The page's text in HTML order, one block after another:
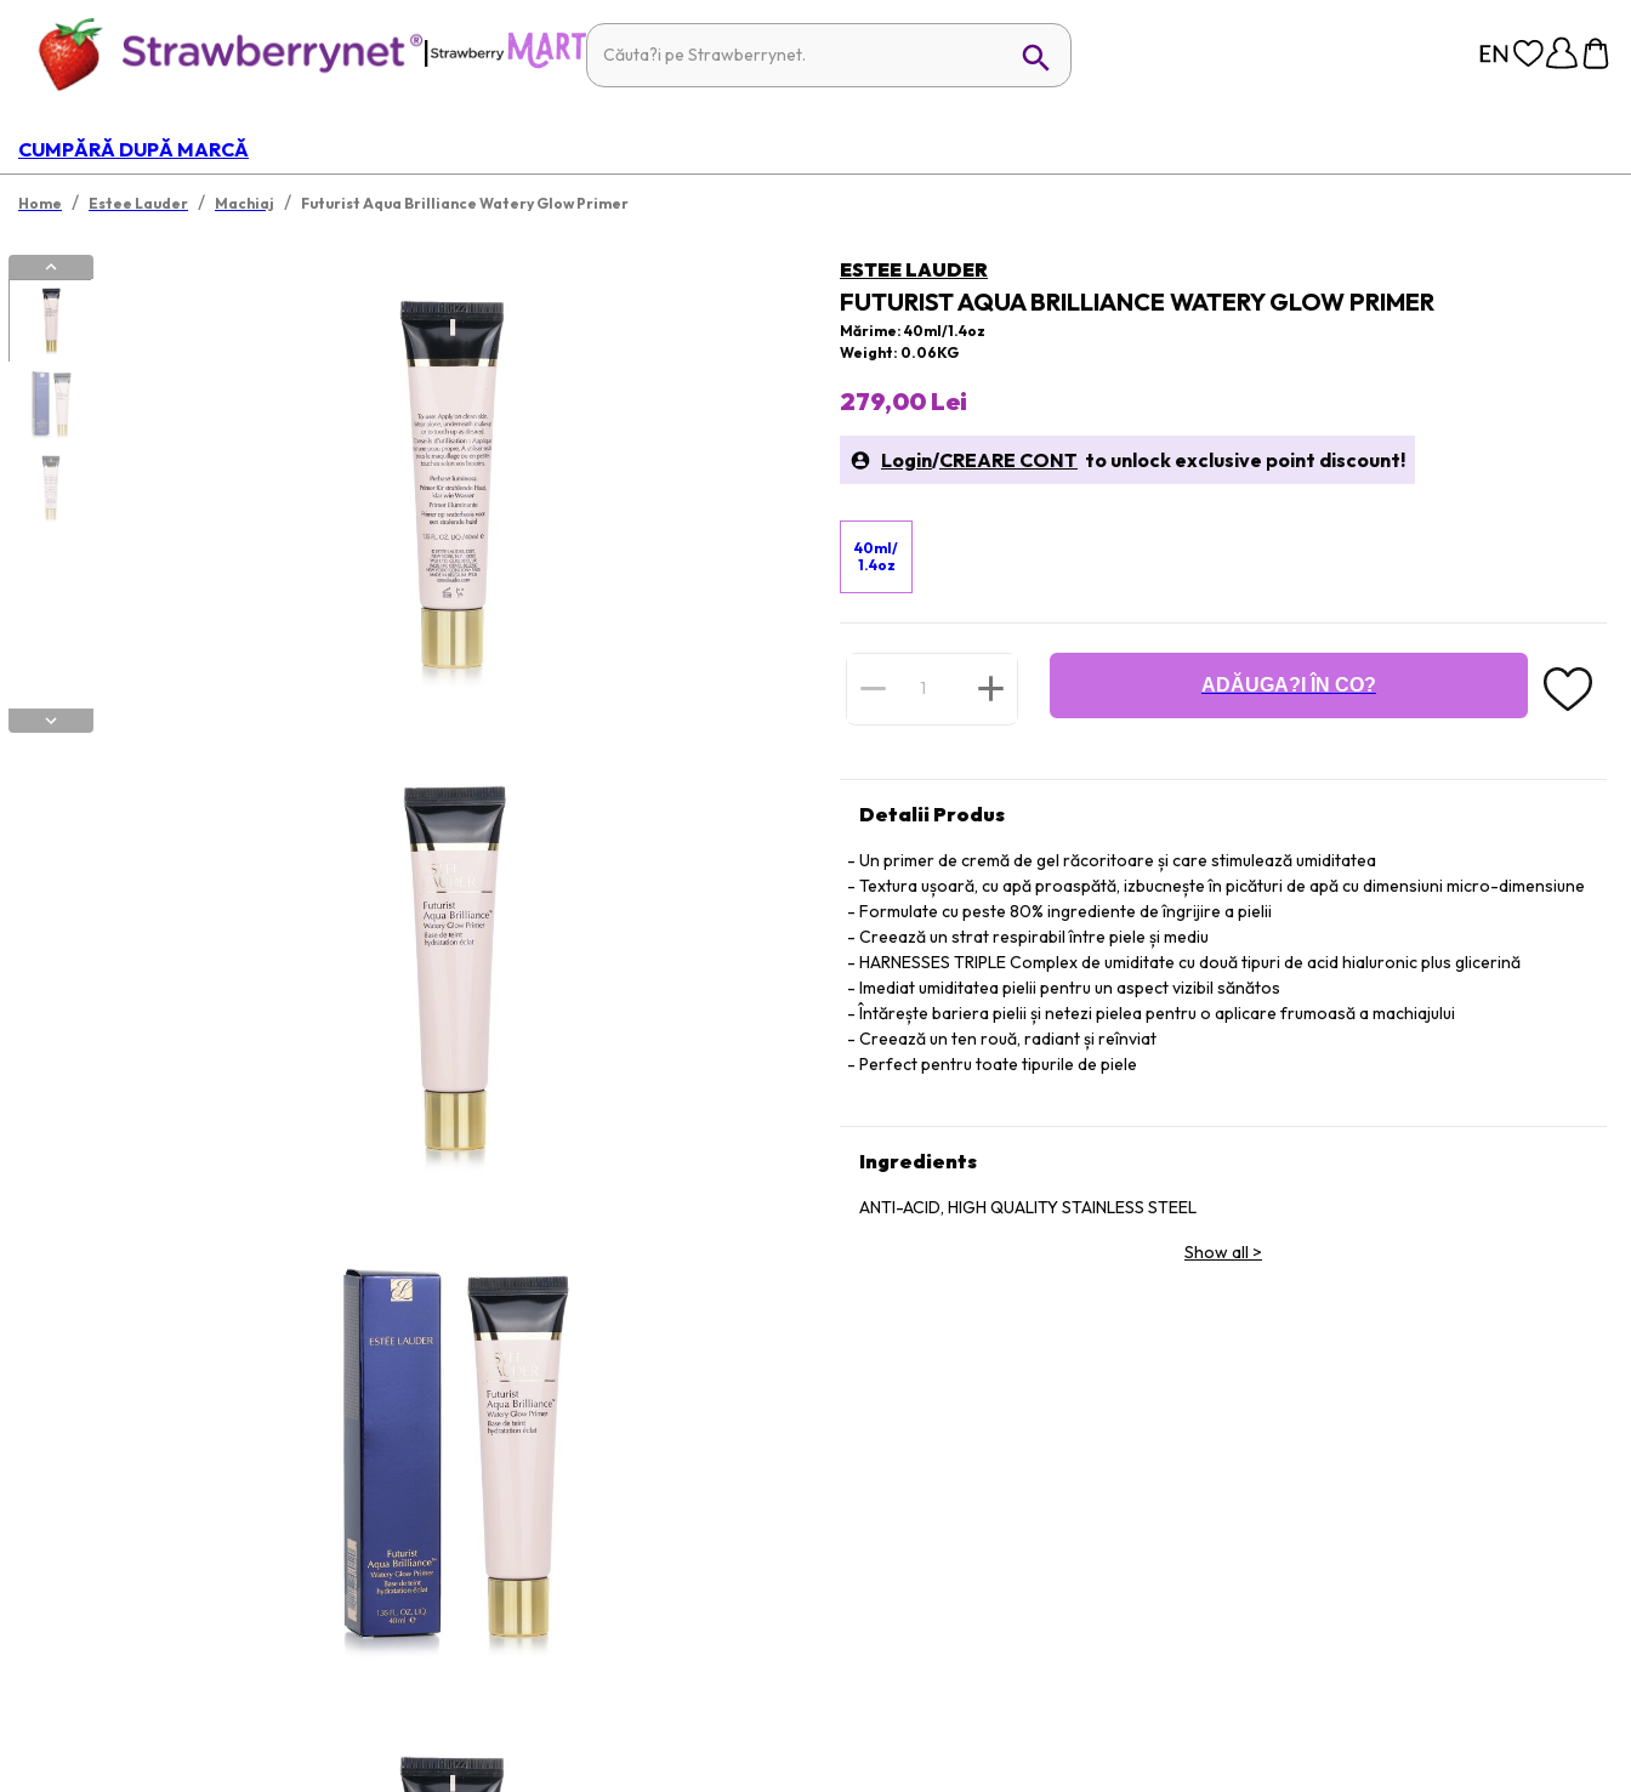
|
CUMPĂRĂ DUPĂ MARCĂ
Home / Estee Lauder / Machiaj / Futurist Aqua Brilliance Watery Glow Primer
ESTEE LAUDER
FUTURIST AQUA BRILLIANCE WATERY GLOW PRIMER
Mărime: 40ml/1.4oz
Weight: 0.06KG
279,00 Lei
Login/CREARE CONT to unlock exclusive point discount!
40ml/
1.4oz
ADĂUGA?I ÎN CO?
Detalii Produs
Un primer de cremă de gel răcoritoare și care stimulează umiditatea
Textura ușoară, cu apă proaspătă, izbucnește în picături de apă cu dimensiuni micro-dimensiune
Formulate cu peste 80% ingrediente de îngrijire a pielii
Creează un strat respirabil între piele și mediu
HARNESSES TRIPLE Complex de umiditate cu două tipuri de acid hialuronic plus glicerină
Imediat umiditatea pielii pentru un aspect vizibil sănătos
Întărește bariera pielii și netezi pielea pentru o aplicare frumoasă a machiajului
Creează un ten rouă, radiant și reînviat
Perfect pentru toate tipurile de piele
Ingredients
ANTI-ACID, HIGH QUALITY STAINLESS STEEL
Show all >